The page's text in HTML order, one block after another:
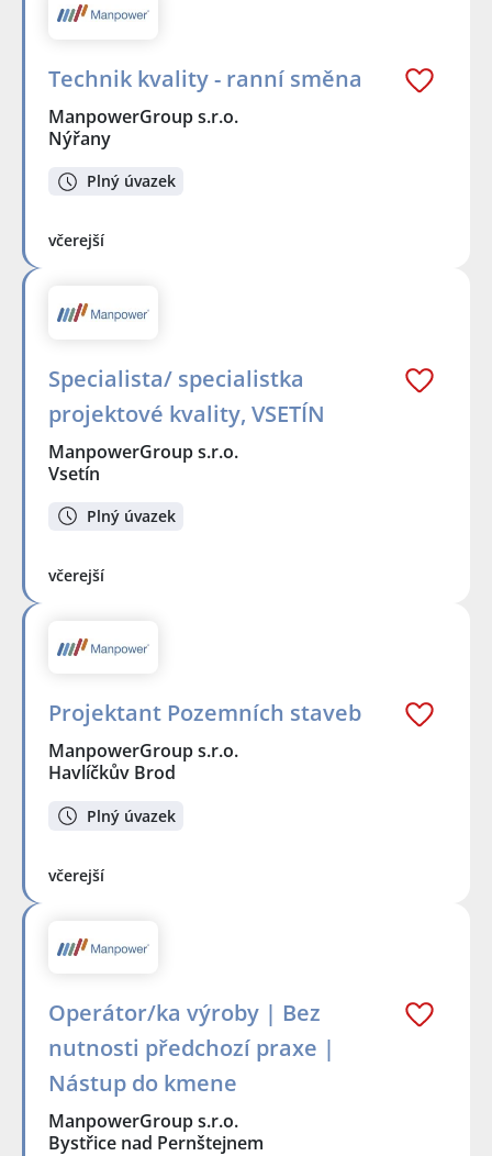
Technik kvality - ranní směna
ManpowerGroup s.r.o.
Nýřany
Plný úvazek
včerejší
Specialista/ specialistka
projektové kvality, VSETÍN
ManpowerGroup s.r.o.
Vsetín
Plný úvazek
včerejší
Projektant Pozemních staveb
ManpowerGroup s.r.o.
Havlíčkův Brod
Plný úvazek
včerejší
Operátor/ka výroby | Bez
nutnosti předchozí praxe |
Nástup do kmene
ManpowerGroup s.r.o.
Bystřice nad Pernštejnem